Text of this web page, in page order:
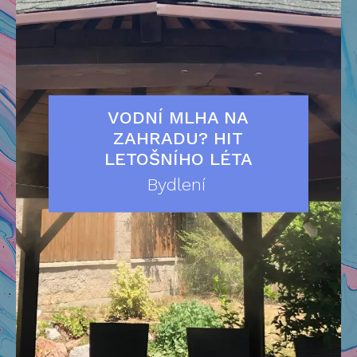
VODNÍ MLHA NA
ZAHRADU? HIT
LETOŠNÍHO LÉTA
Bydlení